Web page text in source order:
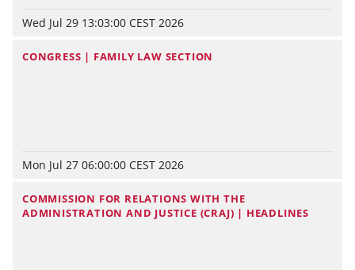
Wed Jul 29 13:03:00 CEST 2026
CONGRESS | FAMILY LAW SECTION
Mon Jul 27 06:00:00 CEST 2026
COMMISSION FOR RELATIONS WITH THE
ADMINISTRATION AND JUSTICE (CRAJ) | HEADLINES